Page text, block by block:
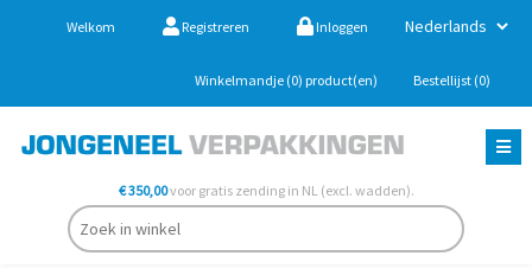
Welkom Registreren Inloggen
Winkelmandje (0) product(en) Bestellijst (0)
€ 350,00voor gratis zending in NL (excl. wadden).